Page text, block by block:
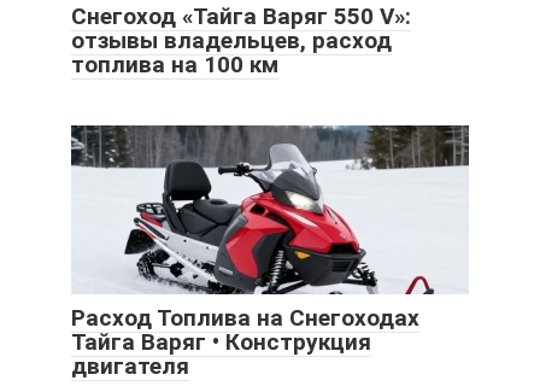
Снегоход «Тайга Варяг 550 V»:
отзывы владельцев, расход
топлива на 100 км
Расход Топлива на Снегоходах
Тайга Варяг • Конструкция
двигателя